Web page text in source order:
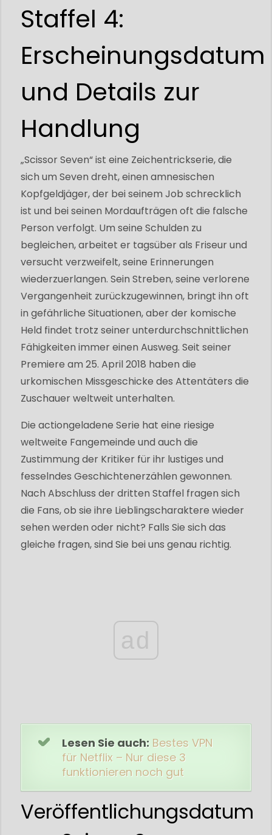
Staffel 4:
Erscheinungsdatum
und Details zur
Handlung
„Scissor Seven“ ist eine Zeichentrickserie, die
sich um Seven dreht, einen amnesischen
Kopfgeldjäger, der bei seinem Job schrecklich
ist und bei seinen Mordaufträgen oft die falsche
Person verfolgt. Um seine Schulden zu
begleichen, arbeitet er tagsüber als Friseur und
versucht verzweifelt, seine Erinnerungen
wiederzuerlangen. Sein Streben, seine verlorene
Vergangenheit zurückzugewinnen, bringt ihn oft
in gefährliche Situationen, aber der komische
Held findet trotz seiner unterdurchschnittlichen
Fähigkeiten immer einen Ausweg. Seit seiner
Premiere am 25. April 2018 haben die
urkomischen Missgeschicke des Attentäters die
Zuschauer weltweit unterhalten.
Die actiongeladene Serie hat eine riesige
weltweite Fangemeinde und auch die
Zustimmung der Kritiker für ihr lustiges und
fesselndes Geschichtenerzählen gewonnen.
Nach Abschluss der dritten Staffel fragen sich
die Fans, ob sie ihre Lieblingscharaktere wieder
sehen werden oder nicht? Falls Sie sich das
gleiche fragen, sind Sie bei uns genau richtig.
ad
Lesen Sie auch: Bestes VPN
für Netflix – Nur diese 3
funktionieren noch gut
Veröffentlichungsdatum